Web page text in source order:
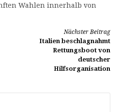
Wahlen innerhalb von
Nächster Beitrag
Italien beschlagnahmt
Rettungsboot von
deutscher
Hilfsorganisation